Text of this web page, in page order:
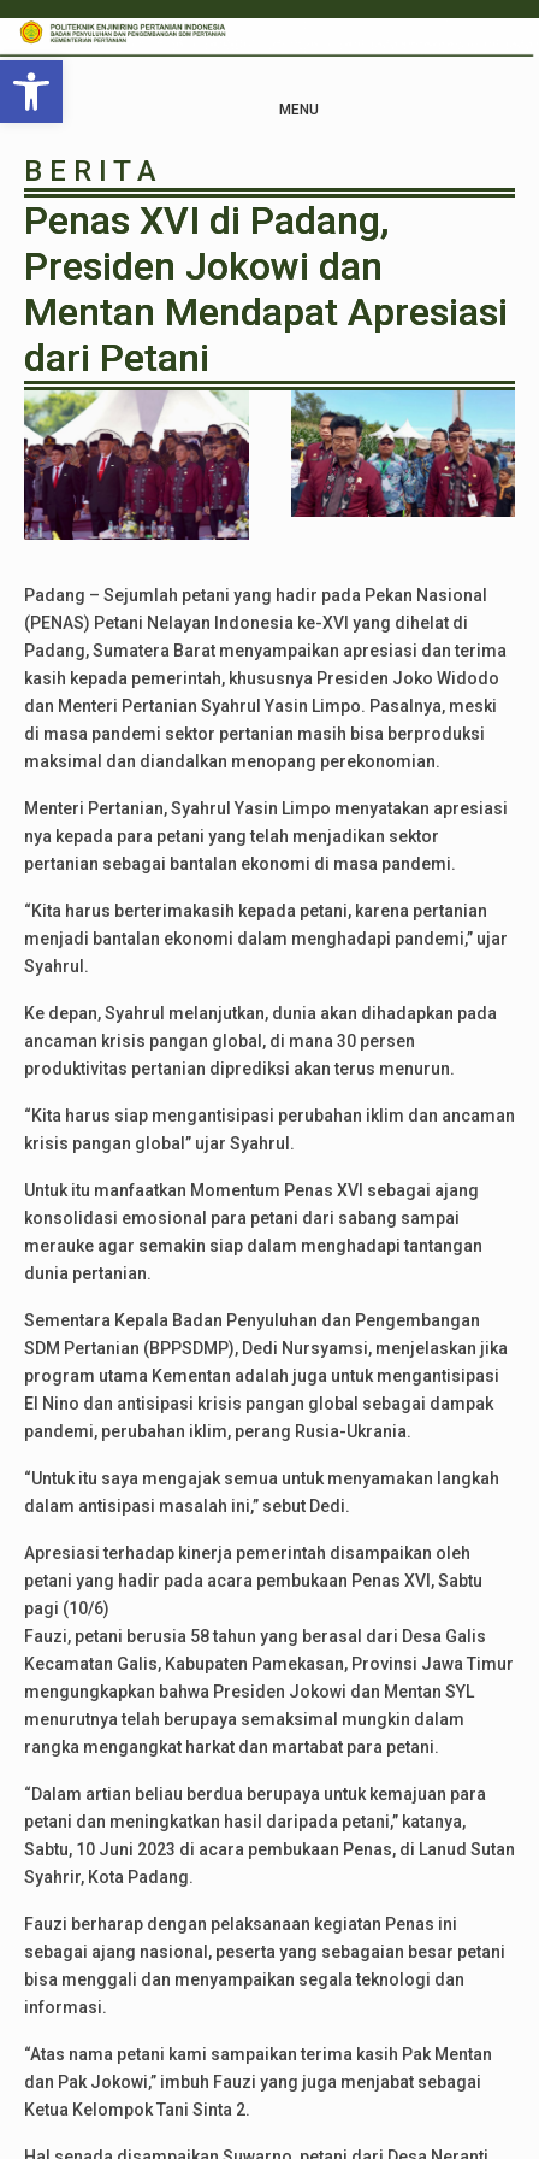
Open toolbar
MENU
B E R I T A
Penas XVI di Padang,
Presiden Jokowi dan
Mentan Mendapat Apresiasi
dari Petani
Padang – Sejumlah petani yang hadir pada Pekan Nasional
(PENAS) Petani Nelayan Indonesia ke-XVI yang dihelat di
Padang, Sumatera Barat menyampaikan apresiasi dan terima
kasih kepada pemerintah, khususnya Presiden Joko Widodo
dan Menteri Pertanian Syahrul Yasin Limpo. Pasalnya, meski
di masa pandemi sektor pertanian masih bisa berproduksi
maksimal dan diandalkan menopang perekonomian.
Menteri Pertanian, Syahrul Yasin Limpo menyatakan apresiasi
nya kepada para petani yang telah menjadikan sektor
pertanian sebagai bantalan ekonomi di masa pandemi.
“Kita harus berterimakasih kepada petani, karena pertanian
menjadi bantalan ekonomi dalam menghadapi pandemi,” ujar
Syahrul.
Ke depan, Syahrul melanjutkan, dunia akan dihadapkan pada
ancaman krisis pangan global, di mana 30 persen
produktivitas pertanian diprediksi akan terus menurun.
“Kita harus siap mengantisipasi perubahan iklim dan ancaman
krisis pangan global” ujar Syahrul.
Untuk itu manfaatkan Momentum Penas XVI sebagai ajang
konsolidasi emosional para petani dari sabang sampai
merauke agar semakin siap dalam menghadapi tantangan
dunia pertanian.
Sementara Kepala Badan Penyuluhan dan Pengembangan
SDM Pertanian (BPPSDMP), Dedi Nursyamsi, menjelaskan jika
program utama Kementan adalah juga untuk mengantisipasi
El Nino dan antisipasi krisis pangan global sebagai dampak
pandemi, perubahan iklim, perang Rusia-Ukrania.
“Untuk itu saya mengajak semua untuk menyamakan langkah
dalam antisipasi masalah ini,” sebut Dedi.
Apresiasi terhadap kinerja pemerintah disampaikan oleh
petani yang hadir pada acara pembukaan Penas XVI, Sabtu
pagi (10/6)
Fauzi, petani berusia 58 tahun yang berasal dari Desa Galis
Kecamatan Galis, Kabupaten Pamekasan, Provinsi Jawa Timur
mengungkapkan bahwa Presiden Jokowi dan Mentan SYL
menurutnya telah berupaya semaksimal mungkin dalam
rangka mengangkat harkat dan martabat para petani.
“Dalam artian beliau berdua berupaya untuk kemajuan para
petani dan meningkatkan hasil daripada petani,” katanya,
Sabtu, 10 Juni 2023 di acara pembukaan Penas, di Lanud Sutan
Syahrir, Kota Padang.
Fauzi berharap dengan pelaksanaan kegiatan Penas ini
sebagai ajang nasional, peserta yang sebagaian besar petani
bisa menggali dan menyampaikan segala teknologi dan
informasi.
“Atas nama petani kami sampaikan terima kasih Pak Mentan
dan Pak Jokowi,” imbuh Fauzi yang juga menjabat sebagai
Ketua Kelompok Tani Sinta 2.